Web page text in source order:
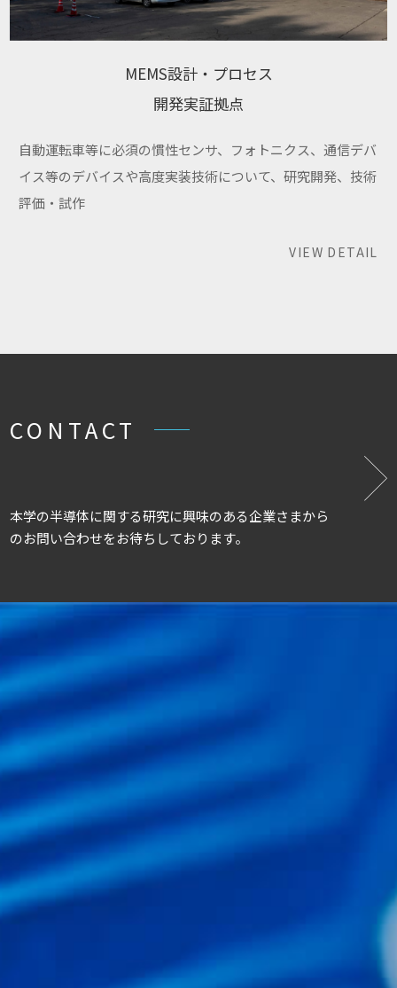
MEMS設計・プロセス
開発実証拠点
自動運転車等に必須の慣性センサ、フォトニクス、通信デバ
イス等のデバイスや高度実装技術について、研究開発、技術
評価・試作
VIEW DETAIL
CONTACT
本学の半導体に関する研究に興味のある企業さまから
のお問い合わせをお待ちしております。